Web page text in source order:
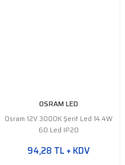
OSRAM LED
Osram 12V 3000K Şerit Led 14.4W
60 Led IP20
94,28 TL + KDV